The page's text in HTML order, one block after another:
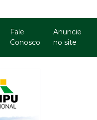
Fale
Conosco
Anuncie
no site